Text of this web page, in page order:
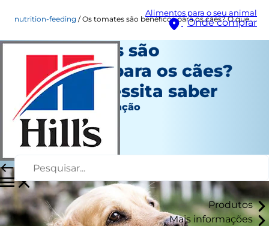
Alimentos para o seu animal
Onde comprar
Produtos
Mais informações
nutrition-feeding Os tomates são benéficos para os cães? O que necessita saber
Os tomates são
benéficos para os cães?
O que necessita saber
Nutrição e alimentação
Angela Tague
Agosto 18, 2021